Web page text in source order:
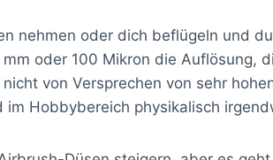
nehmen oder dich beflügeln und
oder 100 Mikron die Auflösung,
von Versprechen von sehr
Hobbybereich physikalisch